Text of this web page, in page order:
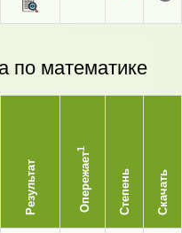
по математике
Результат Опережает
1
Степень Скачать